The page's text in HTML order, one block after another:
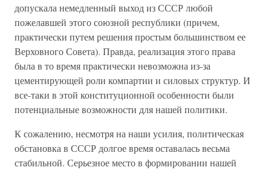
допускала немедленный выход из СССР любой
пожелавшей этого союзной республики (причем,
практически путем решения простым большинством ее
Верховного Совета). Правда, реализация этого права
была в то время практически невозможна из-за
цементирующей роли компартии и силовых структур. И
все-таки в этой конституционной особенности были
потенциальные возможности для нашей политики.
К сожалению, несмотря на наши усилия, политическая
обстановка в СССР долгое время оставалась весьма
стабильной. Серьезное место в формировании нашей